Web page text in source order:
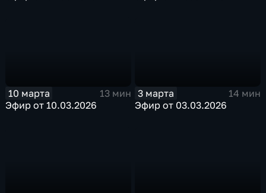
10 марта
13 мин
Эфир от 10.03.2026
3 марта
14 мин
Эфир от 03.03.2026